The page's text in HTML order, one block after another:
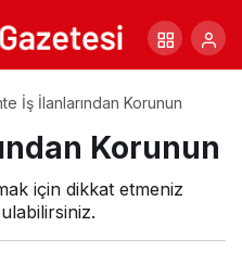
İş İlanlarından Korunun
Korunun
için dikkat etmeniz
Amerika Kıtası